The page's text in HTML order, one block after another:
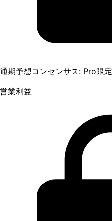
通期予想コンセンサス: Pro限定
営業利益